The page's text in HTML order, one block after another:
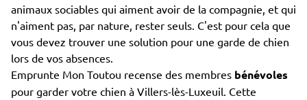
animaux sociables qui aiment avoir de la compagnie, et qui
n'aiment pas, par nature, rester seuls. C'est pour cela que
vous devez trouver une solution pour une garde de chien
lors de vos absences.
Emprunte Mon Toutou recense des membres bénévoles
pour garder votre chien à Villers-lès-Luxeuil. Cette